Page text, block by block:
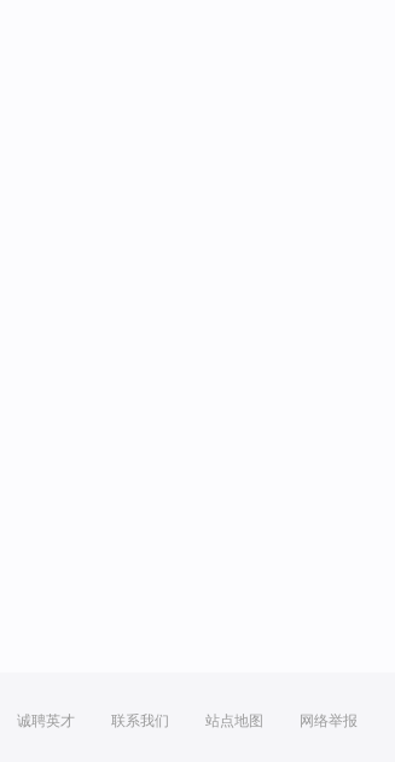
诚聘英才 联系我们 站点地图 网络举报